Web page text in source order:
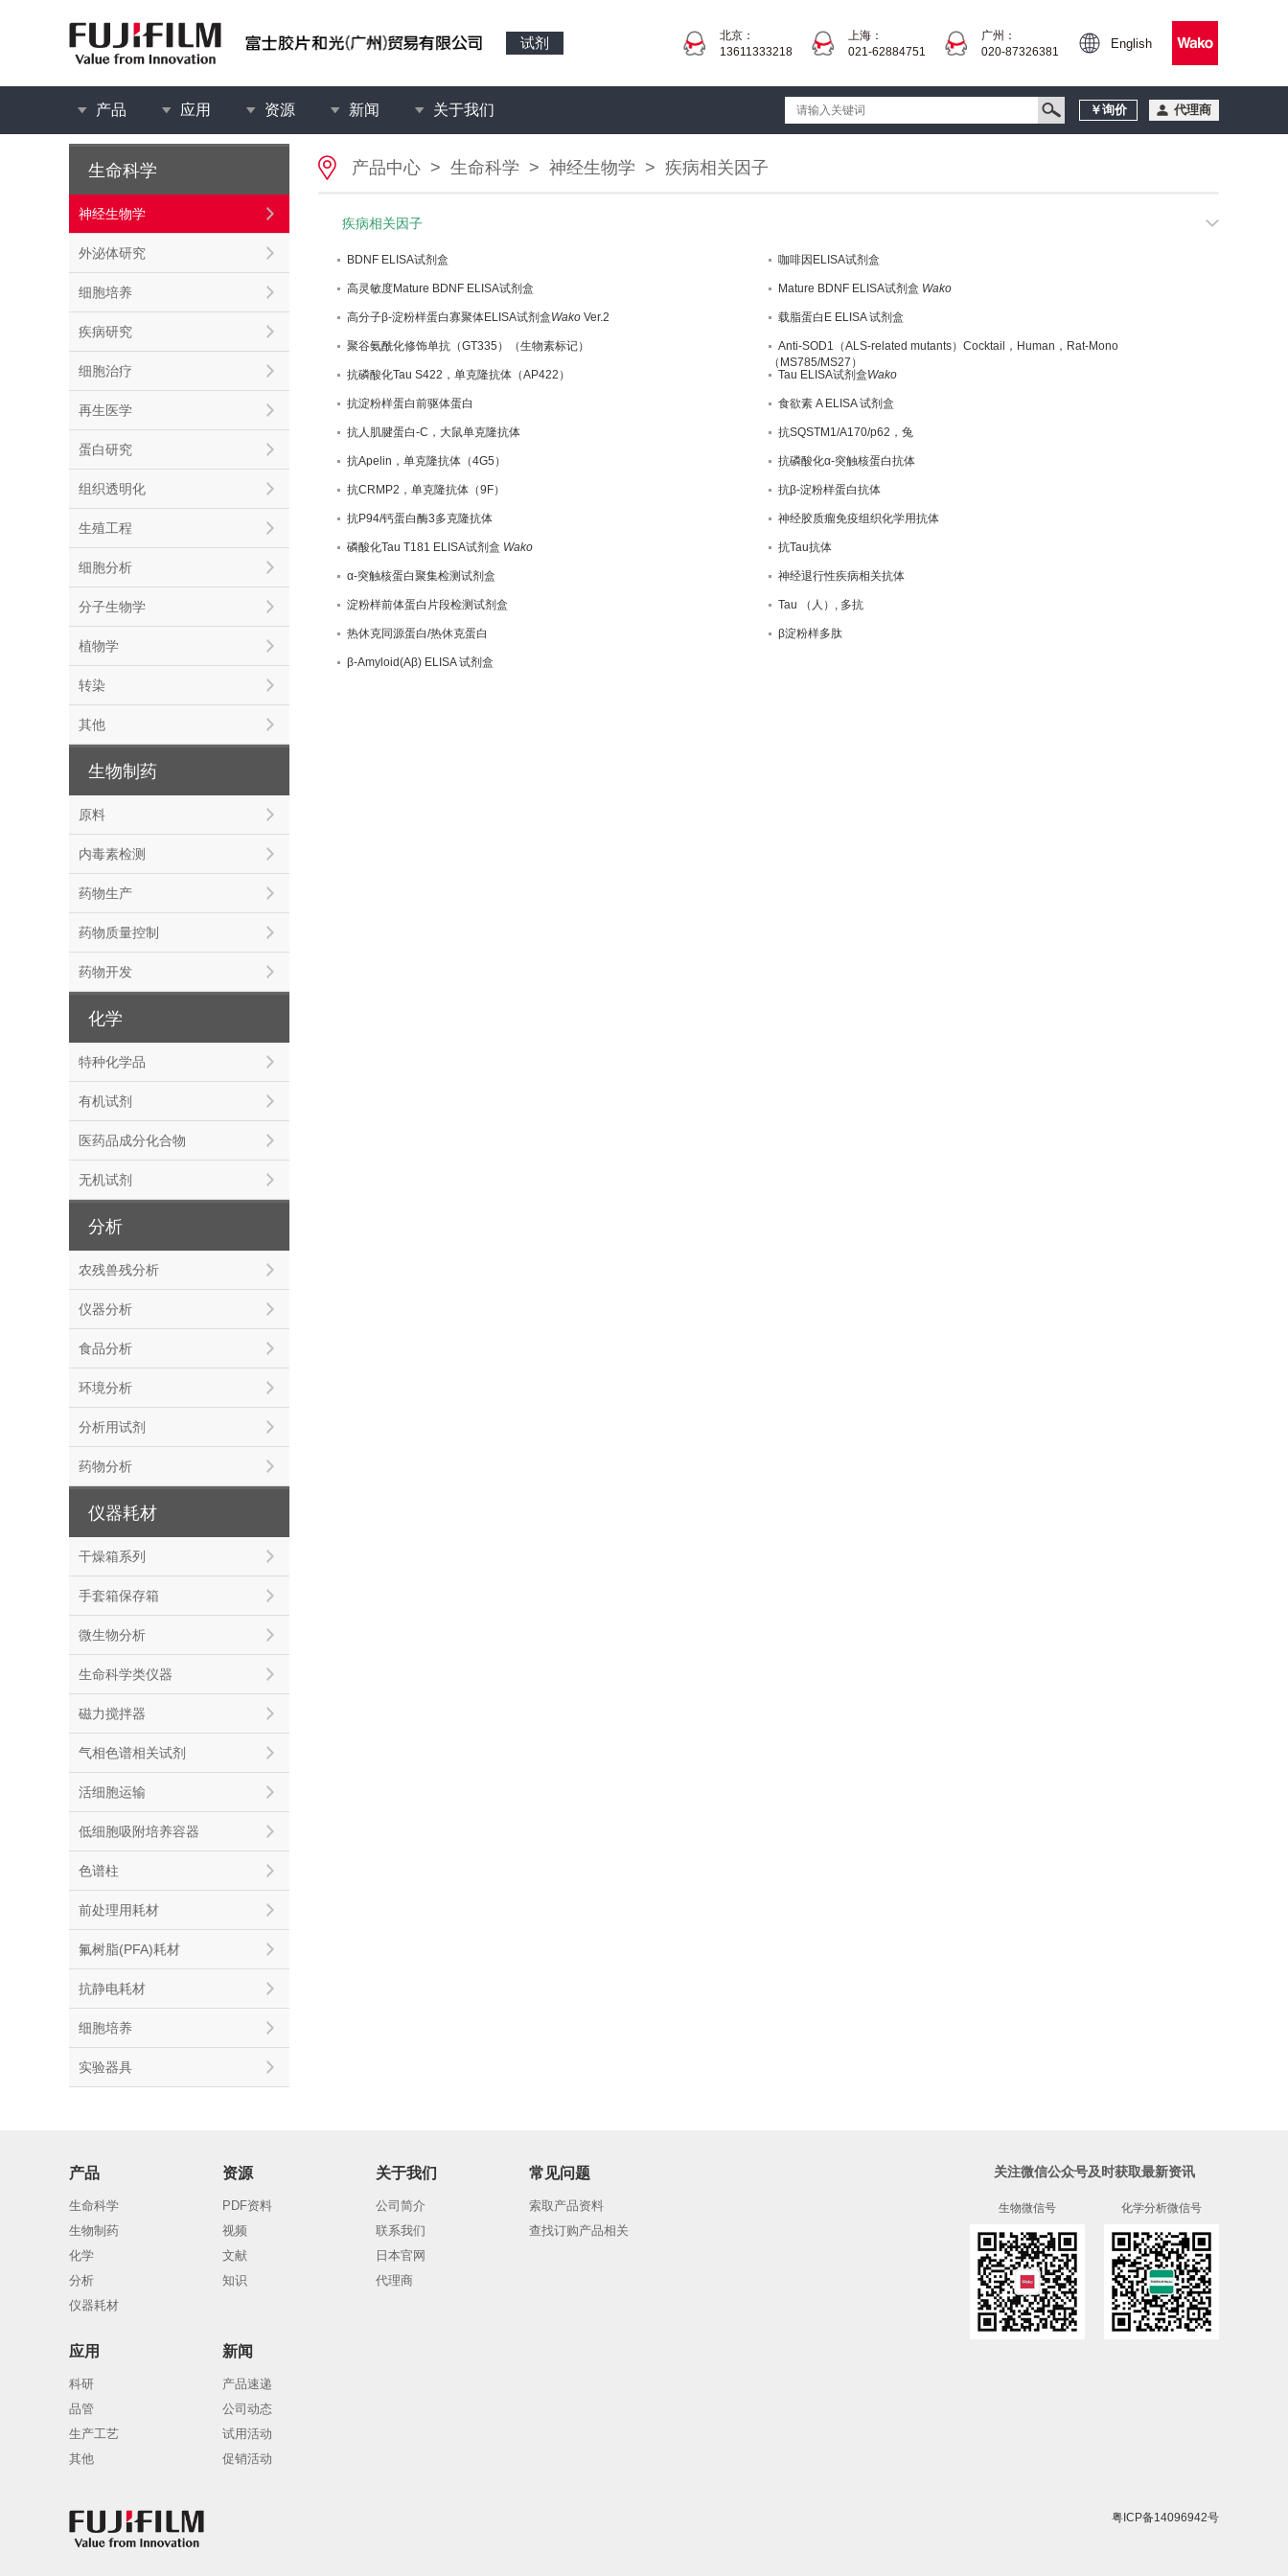
试剂
北京：
13611333218
上海：
021-62884751
广州：
020-87326381
English
产品 应用 资源 新闻 关于我们 ￥询价 代理商
生命科学
神经生物学
外泌体研究
细胞培养
疾病研究
细胞治疗
再生医学
蛋白研究
组织透明化
生殖工程
细胞分析
分子生物学
植物学
转染
其他
生物制药
原料
内毒素检测
药物生产
药物质量控制
药物开发
化学
特种化学品
有机试剂
医药品成分化合物
无机试剂
分析
农残兽残分析
仪器分析
食品分析
环境分析
分析用试剂
药物分析
仪器耗材
干燥箱系列
手套箱保存箱
微生物分析
生命科学类仪器
磁力搅拌器
气相色谱相关试剂
活细胞运输
低细胞吸附培养容器
色谱柱
前处理用耗材
氟树脂(PFA)耗材
抗静电耗材
细胞培养
实验器具
产品中心 > 生命科学 > 神经生物学 > 疾病相关因子
疾病相关因子
BDNF ELISA试剂盒 咖啡因ELISA试剂盒
高灵敏度Mature BDNF ELISA试剂盒 Mature BDNF ELISA试剂盒 Wako
高分子β-淀粉样蛋白寡聚体ELISA试剂盒Wako Ver.2 载脂蛋白E ELISA 试剂盒
聚谷氨酰化修饰单抗（GT335）（生物素标记）
Anti-SOD1（ALS-related mutants）Cocktail，Human，Rat-Mono
（MS785/MS27）
抗磷酸化Tau S422，单克隆抗体（AP422）
Tau ELISA试剂盒Wako
抗淀粉样蛋白前驱体蛋白 食欲素 A ELISA 试剂盒
抗人肌腱蛋白-C，大鼠单克隆抗体 抗SQSTM1/A170/p62，兔
抗Apelin，单克隆抗体（4G5） 抗磷酸化α-突触核蛋白抗体
抗CRMP2，单克隆抗体（9F） 抗β-淀粉样蛋白抗体
抗P94/钙蛋白酶3多克隆抗体 神经胶质瘤免疫组织化学用抗体
磷酸化Tau T181 ELISA试剂盒 Wako 抗Tau抗体
α-突触核蛋白聚集检测试剂盒 神经退行性疾病相关抗体
淀粉样前体蛋白片段检测试剂盒 Tau （人）, 多抗
热休克同源蛋白/热休克蛋白 β淀粉样多肽
β-Amyloid(Aβ) ELISA 试剂盒
产品
生命科学
生物制药
化学
分析
仪器耗材
资源
PDF资料
视频
文献
知识
关于我们
公司简介
联系我们
日本官网
代理商
常见问题
索取产品资料
查找订购产品相关
应用
科研
品管
生产工艺
其他
新闻
产品速递
公司动态
试用活动
促销活动
关注微信公众号及时获取最新资讯
生物微信号 化学分析微信号
粤ICP备14096942号